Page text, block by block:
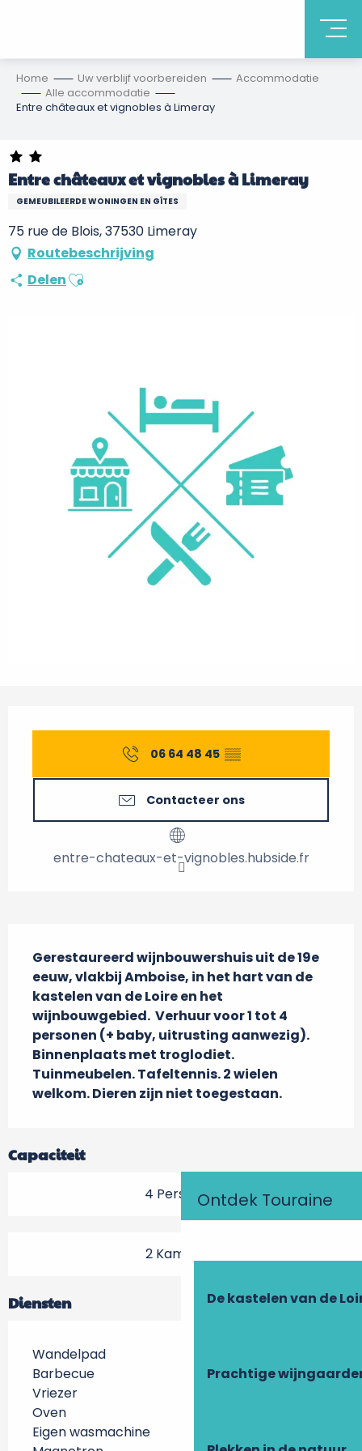
Ontdek Touraine
De kastelen van de
Prachtige
Home Uw verblijf voorbereiden
Accommodatie
Alle accommodatie
Entre châteaux et vignobles à Limeray
Entre châteaux et vignobles à Limeray
GEMEUBILEERDE WONINGEN EN GÎTES
75 rue de Blois, 37530 Limeray
Routebeschrijving
DelenAjouter aux favoris
06 64 48 45 ▒▒
Contacteer ons
entre-chateaux-et-vignobles.hubside.fr
Gerestaureerd wijnbouwershuis uit de 19e
eeuw, vlakbij Amboise, in het hart van de
kastelen van de Loire en het
wijnbouwgebied.  Verhuur voor 1 tot 4
personen (+ baby, uitrusting aanwezig).
Binnenplaats met troglodiet.
Tuinmeubelen. Tafeltennis. 2 wielen
welkom. Dieren zijn niet toegestaan.
Capaciteit
4 Personen
2 Kamer(s)
Diensten
Wandelpad
Barbecue
Vriezer
Oven
Eigen wasmachine